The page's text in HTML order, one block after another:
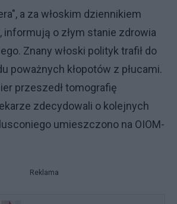
a za włoskim dziennikiem
informują o złym stanie zdrowia
Znany włoski polityk trafił do
poważnych kłopotów z płucami.
przeszedł tomografię
zdecydowali o kolejnych
umieszczono na OIOM-
Reklama